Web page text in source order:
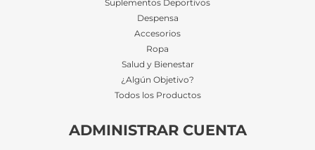
Suplementos Deportivos
Despensa
Accesorios
Ropa
Salud y Bienestar
¿Algún Objetivo?
Todos los Productos
ADMINISTRAR CUENTA